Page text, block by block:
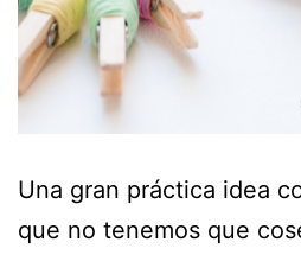
Una gran práctica idea
que no tenemos que